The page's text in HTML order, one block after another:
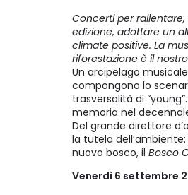
Concerti per
edizione, adottare un
climate positive. La
riforestazione è il
Un arcipelago
compongono lo
trasversalità di
memoria nel
Del grande direttore
la tutela
nuovo bosco, il Bosco
Venerdì 6 settembre